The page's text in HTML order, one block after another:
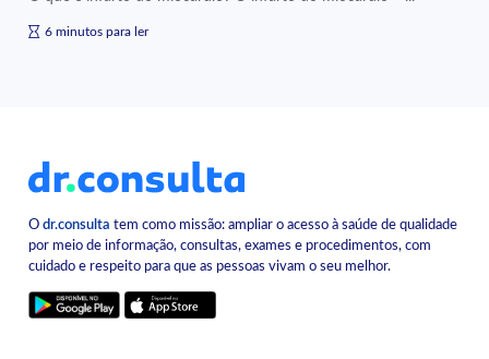
6 minutos para ler
Odr.consulta tem como missão: ampliar o acesso à saúde de qualidade
por meio de informação, consultas, exames e procedimentos, com
cuidado e respeito para que as pessoas vivam o seu melhor.